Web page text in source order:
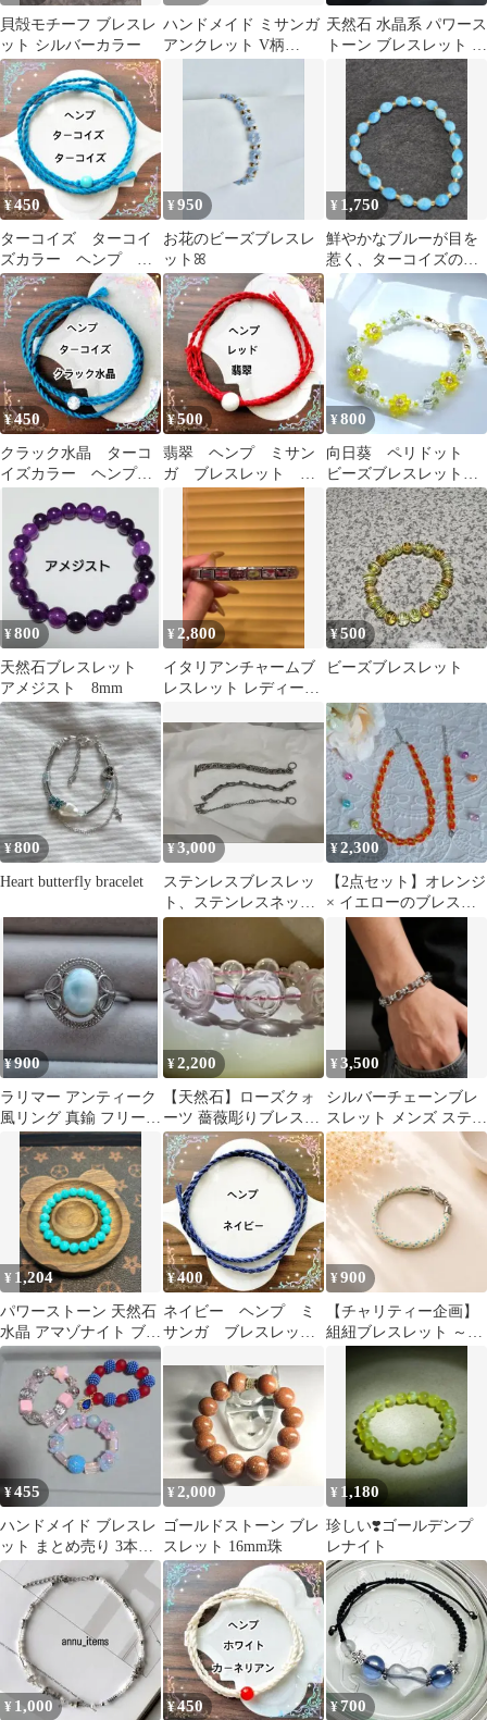
貝殻モチーフ ブレスレ
ット シルバーカラー
ハンドメイド ミサンガ
アンクレット V柄
天然石 水晶系 パワース
トーン ブレスレット 開
運 浄化
¥450
ターコイズ ターコイ
ズカラー ヘンプ ミ
サンガ ブレスレッ
ト アンクレット
¥950
お花のビーズブレスレ
ット︎ꕤ︎︎
¥ 1,750
鮮やかなブルーが目を
惹く、ターコイズのブ
レスレット
¥450
クラック水晶 ターコ
イズカラー ヘンプ
ト アンクレット
¥500
翡翠 ヘンプ ミサン
ガ ブレスレット ア
ンクレット
¥800
向日葵 ペリドット
ビーズブレスレット
ビーズアクセサリー
¥800
天然石ブレスレット
アメジスト 8mm
¥ 2,800
イタリアンチャームブ
レスレット レディース
¥500
ビーズブレスレット
¥800
Heart butterfly bracelet
¥3,000
ステンレスブレスレッ
ト、ステンレスネック
レスセット
¥2,300
【2点セット】オレンジ
× イエローのブレスレ
ットレイとネックレス
レイ
¥900
ラリマー アンティーク
風リング 真鍮 フリーサ
イズ
¥2,200
【天然石】ローズクォ
ーツ 薔薇彫りブレスレ
ット 内径17cm 大玉 淡
いピンク
¥3,500
シルバーチェーンブレ
スレット メンズ ステン
レス シンプル
¥ 1,204
パワーストーン 天然石
水晶 アマゾナイト ブレ
スレット
¥400
ネイビー ヘンプ ミ
サンガ ブレスレッ
¥900
【チャリティー企画】
組紐ブレスレット ～繋
～ (黄色×ミントグリー
ン×白)
¥455
ハンドメイド ブレスレ
ット まとめ売り 3本セ
ット
¥2,000
ゴールドストーン ブレ
スレット 16mm珠
¥ 1,180
珍しい❣️ゴールデンプ
レナイト
¥ 1,000 ¥450 ¥700